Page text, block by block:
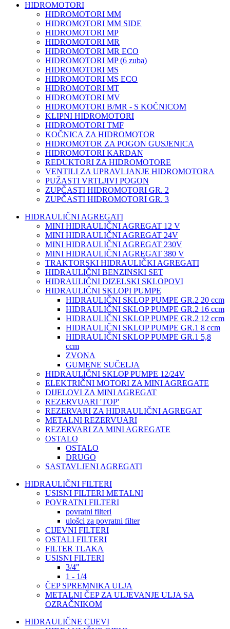
HIDROMOTORI
HIDROMOTORI MM
HIDROMOTORI MM SIDE
HIDROMOTORI MP
HIDROMOTORI MR
HIDROMOTORI MR ECO
HIDROMOTORI MP (6 zuba)
HIDROMOTORI MS
HIDROMOTORI MS ECO
HIDROMOTORI MT
HIDROMOTORI MV
HIDROMOTORI B/MR - S KOČNICOM
KLIPNI HIDROMOTORI
HIDROMOTORI TMF
KOČNICA ZA HIDROMOTOR
HIDROMOTOR ZA POGON GUSJENICA
HIDROMOTORI KARDAN
REDUKTORI ZA HIDROMOTORE
VENTILI ZA UPRAVLJANJE HIDROMOTORA
PUŽASTI VRTLJIVI POGON
ZUPČASTI HIDROMOTORI GR. 2
ZUPČASTI HIDROMOTORI GR. 3
HIDRAULIČNI AGREGATI
MINI HIDRAULIČNI AGREGAT 12 V
MINI HIDRAULIČNI AGREGAT 24V
MINI HIDRAULIČNI AGREGAT 230V
MINI HIDRAULIČNI AGREGAT 380 V
TRAKTORSKI HIDRAULIČKI AGREGATI
HIDRAULIČNI BENZINSKI SET
HIDRAULIČNI DIZELSKI SKLOPOVI
HIDRAULIČNI SKLOPI PUMPE
HIDRAULIČNI SKLOP PUMPE GR.2 20 ccm
HIDRAULIČNI SKLOP PUMPE GR.2 16 ccm
HIDRAULIČNI SKLOP PUMPE GR.2 12 ccm
HIDRAULIČNI SKLOP PUMPE GR.1 8 ccm
HIDRAULIČNI SKLOP PUMPE GR.1 5,8
ccm
ZVONA
GUMENE SUČELJA
HIDRAULIČNI SKLOP PUMPE 12/24V
ELEKTRIČNI MOTORI ZA MINI AGREGATE
DIJELOVI ZA MINI AGREGAT
REZERVUARI 'TOP'
REZERVARI ZA HIDRAULIČNI AGREGAT
METALNI REZERVUARI
REZERVARI ZA MINI AGREGATE
OSTALO
OSTALO
DRUGO
SASTAVLJENI AGREGATI
HIDRAULIČNI FILTERI
USISNI FILTERI METALNI
POVRATNI FILTERI
povratni filteri
ulošci za povratni filter
CIJEVNI FILTERI
OSTALI FILTERI
FILTER TLAKA
USISNI FILTERI
3/4"
1 - 1/4
ČEP SPREMNIKA ULJA
METALNI ČEP ZA ULJEVANJE ULJA SA
OZRAČNIKOM
HIDRAULIČNE CIJEVI